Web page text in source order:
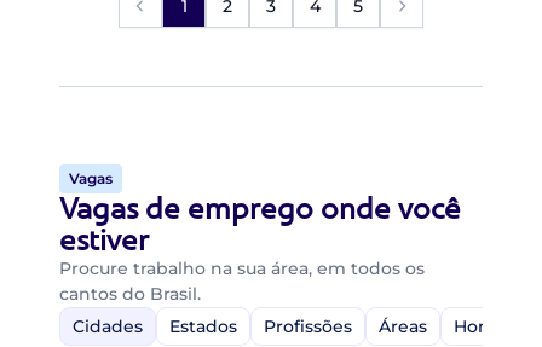
1 2 3 4 5
Vagas
Vagas de emprego onde você
estiver
Procure trabalho na sua área, em todos os
cantos do Brasil.
Cidades
Estados Profissões Áreas Home-